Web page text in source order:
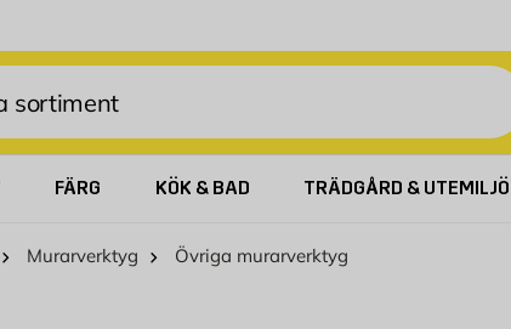
FÄRG KÖK & BAD TRÄDGÅRD & UTEMILJÖ
Murarverktyg Övriga murarverktyg